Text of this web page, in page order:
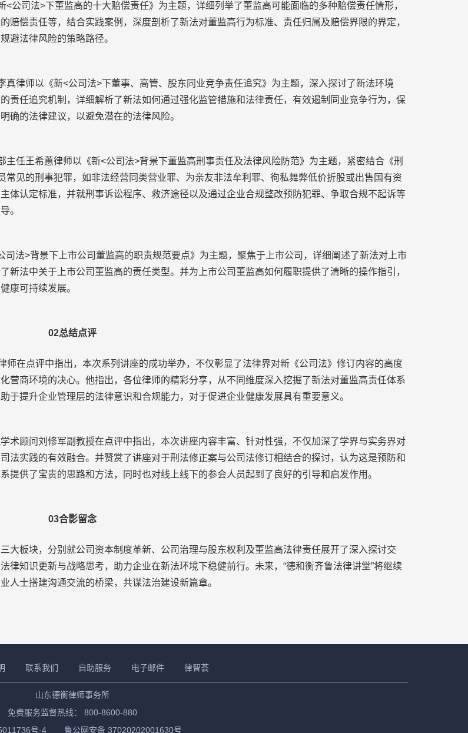
司法>下董监高的十大赔偿责任》为主题，详细列举了董监高可能面临的多种赔偿责任情形，
偿责任等，结合实践案例，深度剖析了新法对董监高行为标准、责任归属及赔偿界限的界定，
避法律风险的策略路径。
师以《新<公司法>下董事、高管、股东同业竞争责任追究》为主题，深入探讨了新法环境
责任追究机制，详细解析了新法如何通过强化监管措施和法律责任，有效遏制同业竞争行为，保
确的法律建议，以避免潜在的法律风险。
王希蕙律师以《新<公司法>背景下董监高刑事责任及法律风险防范》为主题，紧密结合《刑
见的刑事犯罪，如非法经营同类营业罪、为亲友非法牟利罪、徇私舞弊低价折股或出售国有资
体认定标准，并就刑事诉讼程序、救济途径以及通过企业合规整改预防犯罪、争取合规不起诉等
。
>背景下上市公司董监高的职责规范要点》为主题，聚焦于上市公司，详细阐述了新法对上市
新法中关于上市公司董监高的责任类型。并为上市公司董监高如何履职提供了清晰的操作指引，
康可持续发展。
02总结点评
在点评中指出，本次系列讲座的成功举办，不仅彰显了法律界对新《公司法》修订内容的高度
营商环境的决心。他指出，各位律师的精彩分享，从不同维度深入挖掘了新法对董监高责任体系
提升企业管理层的法律意识和合规能力，对于促进企业健康发展具有重要意义。
顾问刘修军副教授在点评中指出，本次讲座内容丰富、针对性强，不仅加深了学界与实务界对
法实践的有效融合。并赞赏了讲座对于刑法修正案与公司法修订相结合的探讨，认为这是预防和
供了宝贵的思路和方法，同时也对线上线下的参会人员起到了良好的引导和启发作用。
03合影留念
板块，分别就公司资本制度革新、公司治理与股东权利及董监高法律责任展开了深入探讨交
知识更新与战略思考，助力企业在新法环境下稳健前行。未来，“德和衡齐鲁法律讲堂”将继续
人士搭建沟通交流的桥梁，共谋法治建设新篇章。
联系我们 自助服务 电子邮件 律智荟
山东德衡律师事务所
免费服务监督热线： 800-8600-880
号-4
鲁公网安备 37020202001630号